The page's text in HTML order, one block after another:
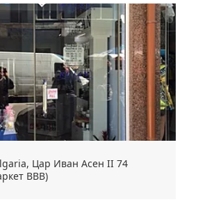
Цар Иван Асен II 74
ВВВ)